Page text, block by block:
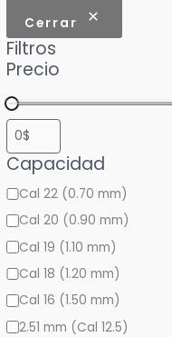
n
a
u
n
c
a
t
e
g
o
r
Cerrar
Filtros
Precio
Capacidad
Cal 22 (0.70 mm)
Cal 20 (0.90 mm)
Cal 19 (1.10 mm)
Cal 18 (1.20 mm)
Cal 16 (1.50 mm)
2.51 mm (Cal 12.5)
a